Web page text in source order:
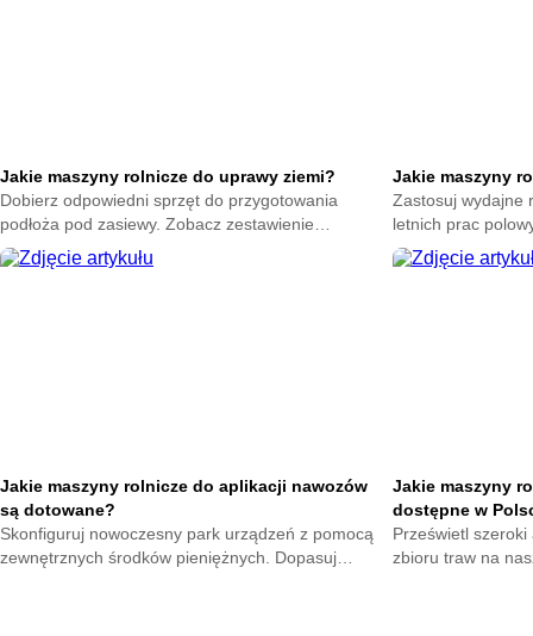
Jakie maszyny rolnicze do uprawy ziemi?
Dobierz odpowiedni sprzęt do przygotowania
podłoża pod zasiewy. Zobacz zestawienie
technologii ułatwiających obróbkę gleby oraz
podnoszących zbiory.
Jakie maszyny
Zastosuj wydajne
letnich prac
oprzyrządowanie
omłot.
Jakie maszyny rolnicze do aplikacji nawozów
są dotowane?
Skonfiguruj nowoczesny park urządzeń z pomocą
zewnętrznych środków pieniężnych. Dopasuj
Jakie maszyny
dostępne w
Prześwietl
zbioru traw na